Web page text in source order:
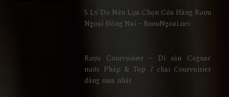
5 Lý Do Nên Lựa Chọn Cửa Hàng Rượu
Ngoại Đồng Nai – RuouNgoai.net
Rượu Courvoisier – Di sản Cognac
nước Pháp & Top 7 chai Courvoisier
đáng mua nhất